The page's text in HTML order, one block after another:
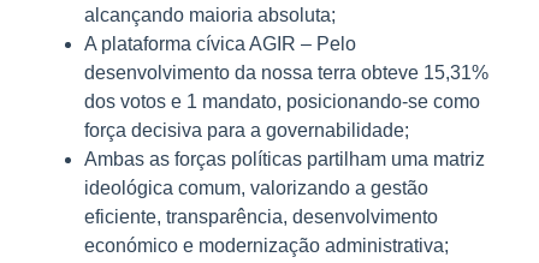
alcançando maioria absoluta;
A plataforma cívica AGIR – Pelo
desenvolvimento da nossa terra obteve 15,31%
dos votos e 1 mandato, posicionando-se como
força decisiva para a governabilidade;
Ambas as forças políticas partilham uma matriz
ideológica comum, valorizando a gestão
eficiente, transparência, desenvolvimento
económico e modernização administrativa;